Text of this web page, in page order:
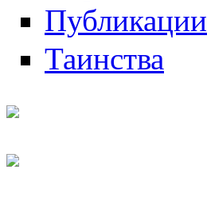
Публикации
Таинства